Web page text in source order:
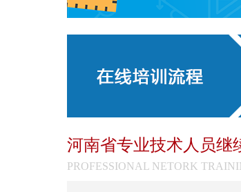
河南省专业技术人员继
PROFESSIONAL NETORK